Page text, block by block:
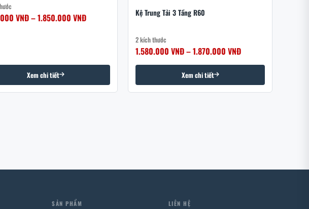
VNĐ – 1.850.000 VNĐ
Xem chi tiết
Kệ Trung Tải 3 Tầng R60
2 kích thước
1.580.000 VNĐ – 1.870.000 VNĐ
Xem chi tiết
SẢN PHẨM LIÊN HỆ